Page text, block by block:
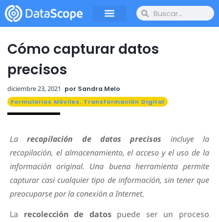
Cómo capturar datos
precisos
diciembre 23, 2021 por Sandra Melo
Formularios Móviles , Transformación Digital
Larecopilación de datos precisos incluye la
recopilación, el almacenamiento, el acceso y el uso de la
información original. Una buena herramienta permite
capturar casi cualquier tipo de información, sin tener que
preocuparse por la conexión a Internet.
La recolección de datospuede ser un proceso